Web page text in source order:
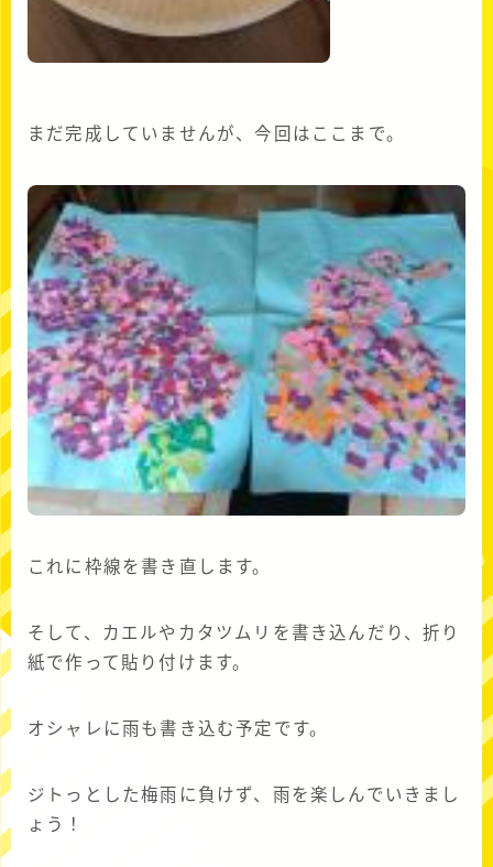
まだ完成していませんが、今回はここまで。
これに枠線を書き直します。
そして、カエルやカタツムリを書き込んだり、折り
紙で作って貼り付けます。
オシャレに雨も書き込む予定です。
ジトっとした梅雨に負けず、雨を楽しんでいきまし
ょう！